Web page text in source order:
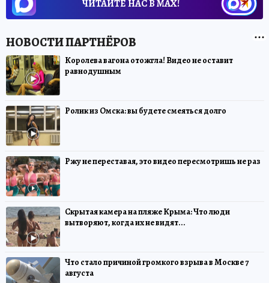
ЧИТАЙТЕ НАС В МАХ!
Королева вагона отожгла! Видео не оставит
равнодушным
Ролик из Омска: вы будете смеяться долго
Ржу не переставая, это видео пересмотришь не раз
Скрытая камера на пляже Крыма: Что люди
вытворяют, когда их не видят...
Что стало причиной громкого взрыва в Москве 7
августа